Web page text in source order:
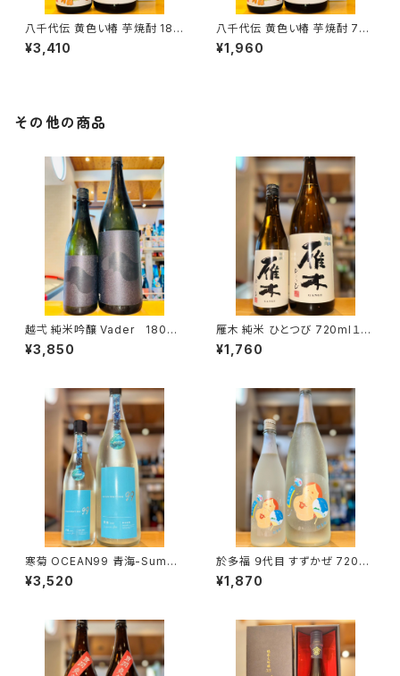
八千代伝 黄色い椿 芋焼酎 180
0ml１本（八千代伝酒造・鹿児島
県垂水市上町）
¥3,410
八千代伝 黄色い椿 芋焼酎 720
ml１本（八千代伝酒造・鹿児島
県垂水市上町）
¥1,960
その他の商品
越弌 純米吟醸 Vader 1800
ml１本（株式会社越後鶴亀・新
潟県新潟市西蒲区竹野町）
¥3,850
雁木 純米 ひとつび 720ml１本
（八百新酒造・山口県岩国市今
津町）
¥1,760
寒菊 OCEAN99 青海-Summ
er Sea-2026 純米吟醸 無濾
過生原酒 1800ml１本（寒菊銘
¥3,520
於多福 ９代目 すずかぜ 720ml
１本（柄酒造・広島県東広島市安
芸津町）
¥1,870